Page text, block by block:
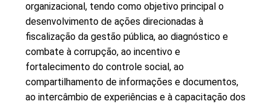
organizacional, tendo como objetivo principal o
desenvolvimento de ações direcionadas à
fiscalização da gestão pública, ao diagnóstico e
combate à corrupção, ao incentivo e
fortalecimento do controle social, ao
compartilhamento de informações e documentos,
ao intercâmbio de experiências e à capacitação dos